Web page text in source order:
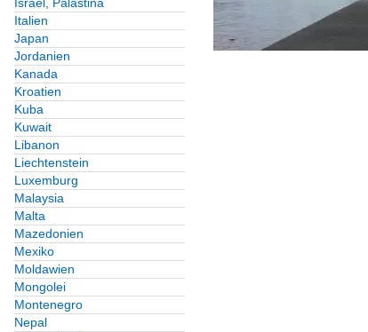
Israel, Palästina
Italien
Japan
Jordanien
Kanada
Kroatien
Kuba
Kuwait
Libanon
Liechtenstein
Luxemburg
Malaysia
Malta
Mazedonien
Mexiko
Moldawien
Mongolei
Montenegro
Nepal